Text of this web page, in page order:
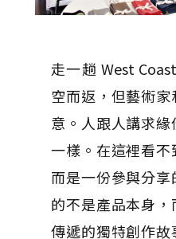
走一趟 West
空而返，但藝術
意。人跟人講求
一樣。在這裡看不
而是一份參與分
的不是產品本身
傳遞的獨特創作